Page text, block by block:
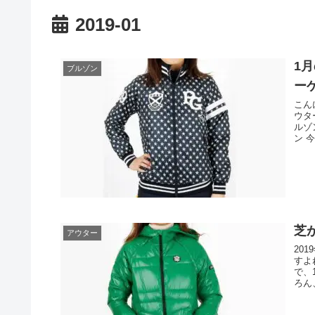
2019-01
ブルゾン
1
ー
こん
ウタ
ルゾ
ン
アウター 芝
すよ
で、
ろん